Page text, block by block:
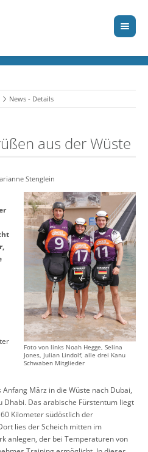
News - Details
aus der Wüste
Stenglein
Foto von links Noah Hegge, Selina
Jones, Julian Lindolf, alle drei Kanu
Schwaben Mitglieder
März in die Wüste nach Dubai,
Dhabi. Das arabische Fürstentum liegt
Kilometer südöstlich der
lies der Scheich mitten im
anlegen, der bei Temperaturen von